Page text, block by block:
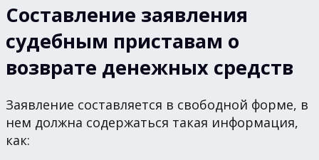
Составление заявления
судебным приставам о
возврате денежных средств
Заявление составляется в свободной форме, в
нем должна содержаться такая информация,
как: